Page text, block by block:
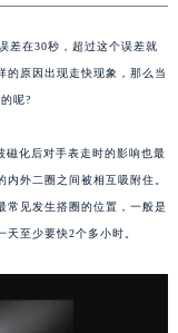
差在30秒，超过这个误差就
的原因出现走快现象，那么当
呢?
化后对手表走时的影响也最
外二圈之间被相互吸附住。
常见发生搭圈的位置，一般是
至少要快2个多小时。